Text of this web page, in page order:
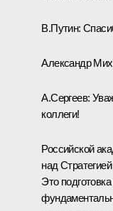
В.Путин:
Александр
А.Сергеев:
коллеги!
Российской
над
Это